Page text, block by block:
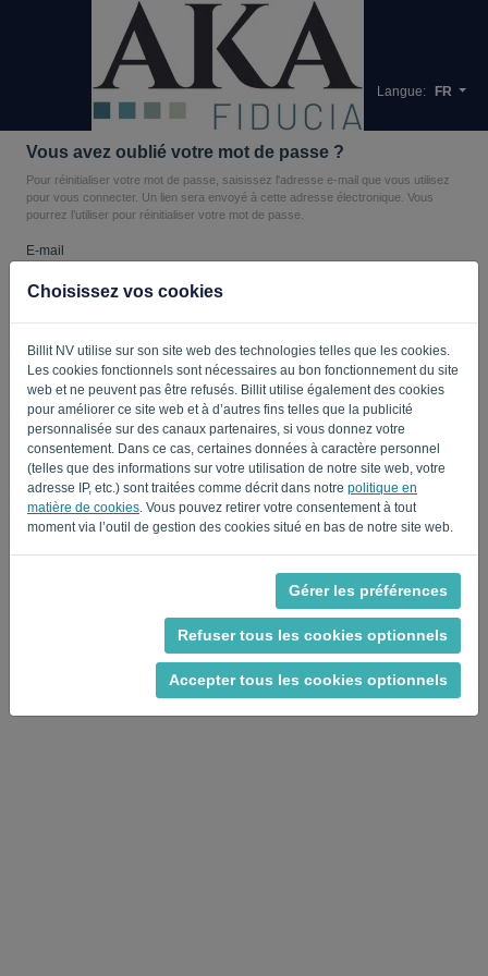
Choisissez vos cookies
Billit NV utilise sur son site web des technologies telles que les cookies.
Les cookies fonctionnels sont nécessaires au bon fonctionnement du site
web et ne peuvent pas être refusés. Billit utilise également des cookies
pour améliorer ce site web et à d’autres fins telles que la publicité
personnalisée sur des canaux partenaires, si vous donnez votre
consentement. Dans ce cas, certaines données à caractère personnel
(telles que des informations sur votre utilisation de notre site web, votre
adresse IP, etc.) sont traitées comme décrit dans notre politique en
matière de cookies . Vous pouvez retirer votre consentement à tout
moment via l’outil de gestion des cookies situé en bas de notre site web.
Gérer les préférences
Refuser tous les cookies optionnels
Accepter tous les cookies optionnels
Langue: FR
Vous avez oublié votre mot de passe ?
Pour réinitialiser votre mot de passe, saisissez l'adresse e-mail que vous utilisez
pour vous connecter. Un lien sera envoyé à cette adresse électronique. Vous
pourrez l’utiliser pour réinitialiser votre mot de passe.
E-mail
Vous n'êtes pas un robot ? Remplissez ' '.
ENVOYER LE LIEN
Retour à la connexion
Privacy Policy-Terms of Service.